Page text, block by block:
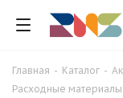
Главная - Каталог -
Расходные